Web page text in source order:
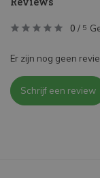
0 / 5
Er zijn nog geen
Schrijf een review